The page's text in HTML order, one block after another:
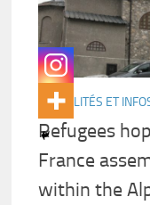
ACTUALITÉS ET
Refugees
France
within the